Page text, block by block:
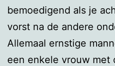
bemoedigend als je
vorst na de andere
Allemaal ernstige
een enkele vrouw met